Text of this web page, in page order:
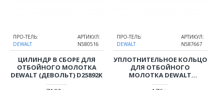
ПРО-ТЕЛЬ:
DEWALT
АРТИКУЛ:
N580516
ЦИЛИНДР В СБОРЕ ДЛЯ
ОТБОЙНОГО МОЛОТКА
DEWALT (ДЕВОЛЬТ) D25892K
ПРО-ТЕЛЬ:
DEWALT
АРТИКУЛ:
N587667
УПЛОТНИТЕЛЬНОЕ КОЛЬЦО
ДЛЯ ОТБОЙНОГО
МОЛОТКА DEWALT
(ДЕВОЛЬТ) D25892K